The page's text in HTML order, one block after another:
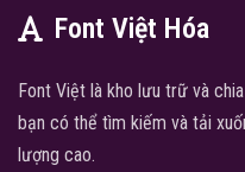
Font Việt Hóa
Font Việt là kho lưu trữ và
bạn có thể tìm kiếm và tải
lượng cao.